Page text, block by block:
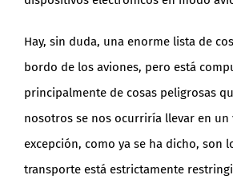
Hay, sin duda, una enorme lista de
bordo de los aviones, pero está
principalmente de cosas peligrosas
nosotros se nos ocurriría llevar en un
excepción, como ya se ha dicho, son
transporte está estrictamente